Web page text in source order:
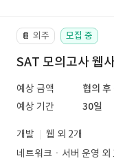
📔 외주 모집 중
SAT 모의고사 웹
예상 금액
협의 후
예상 기간
30일
개발
웹 외 2개
네트워크ㆍ서버 운영 외